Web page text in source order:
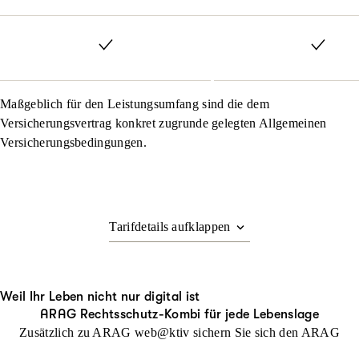
Maßgeblich für den Leistungsumfang sind die dem
Versicherungsvertrag konkret zugrunde gelegten Allgemeinen
Versicherungsbedingungen.
Weil Ihr Leben nicht nur digital ist
ARAG Rechtsschutz-Kombi für jede Lebenslage
Zusätzlich zu ARAG web@ktiv sichern Sie sich den ARAG